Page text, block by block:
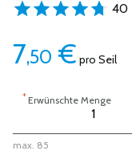
40
7,50 € pro Seil
*Erwünschte Menge
max. 85